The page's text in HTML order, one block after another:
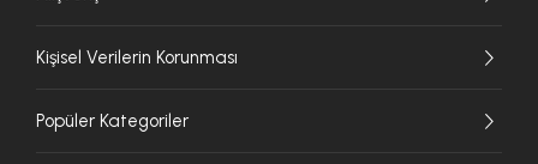
Kişisel Verilerin Korunması
Popüler Kategoriler